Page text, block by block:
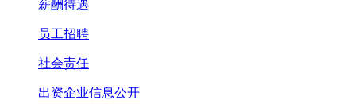
薪酬待遇
员工招聘
社会责任
出资企业信息公开